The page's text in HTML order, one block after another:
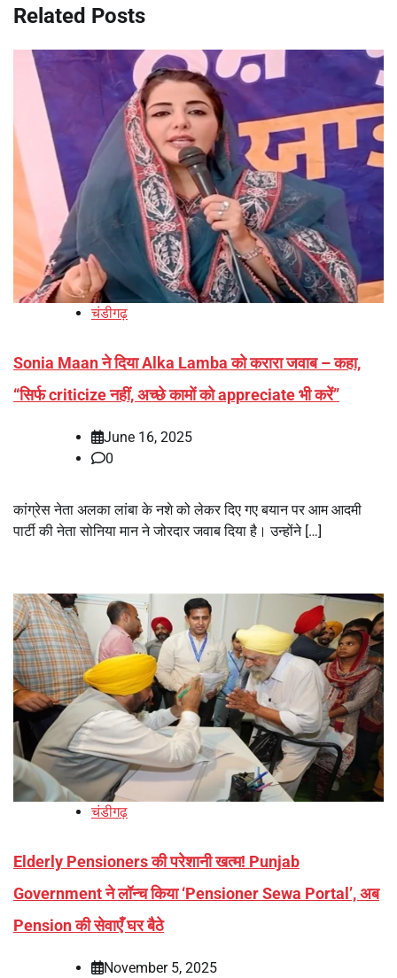
Related Posts
चंडीगढ़
Sonia Maan ने दिया Alka Lamba को करारा जवाब – कहा,
“सिर्फ criticize नहीं, अच्छे कामों को appreciate भी करें”
June 16, 2025
0
कांग्रेस नेता अलका लांबा के नशे को लेकर दिए गए बयान पर आम आदमी
पार्टी की नेता सोनिया मान ने जोरदार जवाब दिया है। उन्होंने […]
चंडीगढ़
Elderly Pensioners की परेशानी खत्म! Punjab
Government ने लॉन्च किया ‘Pensioner Sewa Portal’, अब
Pension की सेवाएँ घर बैठे
November 5, 2025